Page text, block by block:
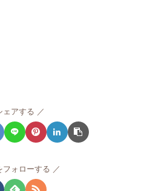
ェアする
フォローする